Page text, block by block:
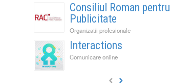
Consiliul Roman pentru
Publicitate
Organizatii profesionale
Interactions
Comunicare online